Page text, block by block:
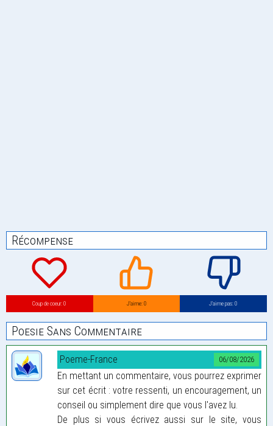
Récompense
Coup de coeur: 0 J’aime: 0 J’aime pas: 0
Poesie Sans Commentaire
06/08/2026
Poeme-France
En mettant un commentaire, vous pourrez exprimer
sur cet écrit : votre ressenti, un encouragement, un
conseil ou simplement dire que vous l'avez lu.
De plus si vous écrivez aussi sur le site, vous